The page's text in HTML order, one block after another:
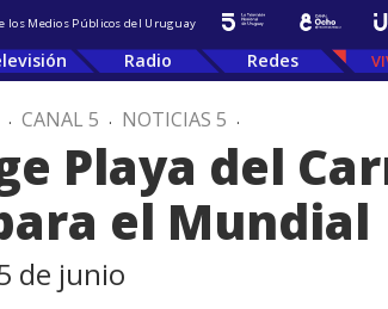
los Medios Públicos del Uruguay
Radio Redes
. CANAL 5 . NOTICIAS 5 .
Playa del
el Mundial
de junio